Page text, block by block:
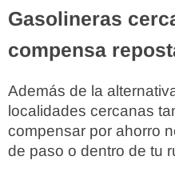
Gasolineras
compensa
Además de la
localidades cercanas
compensar por ahorro
de paso o dentro de tu